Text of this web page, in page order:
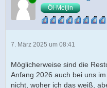
Öl-Meijin
7. März 2025 um 08:41
Möglicherweise sind die
Anfang 2026 auch bei uns
nicht, woher ich das weiß,